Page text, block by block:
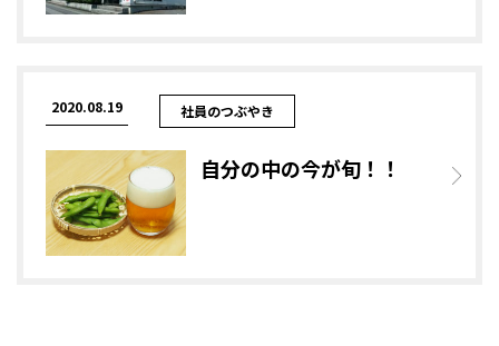
2020.08.19 社員のつぶやき
自分の中の今が旬！！